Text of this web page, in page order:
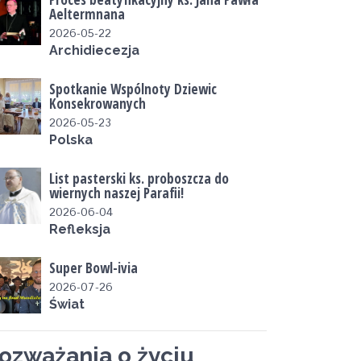
Aeltermnana
2026-05-22
Archidiecezja
Spotkanie Wspólnoty Dziewic
Konsekrowanych
2026-05-23
Polska
List pasterski ks. proboszcza do
wiernych naszej Parafii!
2026-06-04
Refleksja
Super Bowl-ivia
2026-07-26
Świat